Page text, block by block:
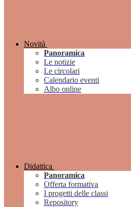
Novità
Panoramica
Le notizie
Le circolari
Calendario eventi
Albo online
Didattica
Panoramica
Offerta formativa
I progetti delle classi
Repository